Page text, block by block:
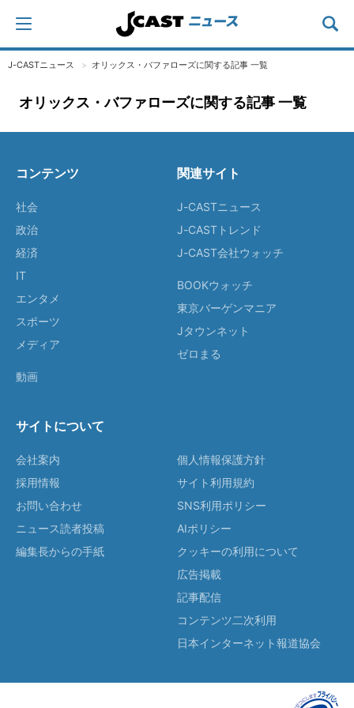
J-CASTニュース オリックス・バファローズに関する記事 一覧
オリックス・バファローズに関する記事 一覧
コンテンツ
社会
政治
経済
IT
エンタメ
スポーツ
メディア
動画
関連サイト
J-CASTニュース
J-CASTトレンド
J-CAST会社ウォッチ
BOOKウォッチ
東京バーゲンマニア
Jタウンネット
ゼロまる
サイトについて
会社案内
採用情報
お問い合わせ
ニュース読者投稿
編集長からの手紙
個人情報保護方針
サイト利用規約
SNS利用ポリシー
AIポリシー
クッキーの利用について
広告掲載
記事配信
コンテンツ二次利用
日本インターネット報道協会